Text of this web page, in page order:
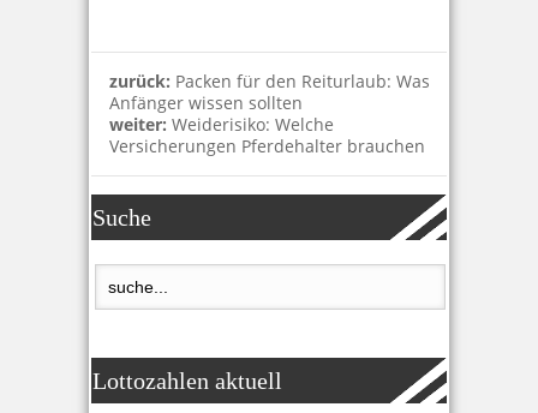
zurück: Packen für den Reiturlaub: Was
Anfänger wissen sollten
weiter: Weiderisiko: Welche
Versicherungen Pferdehalter brauchen
Suche
Lottozahlen aktuell